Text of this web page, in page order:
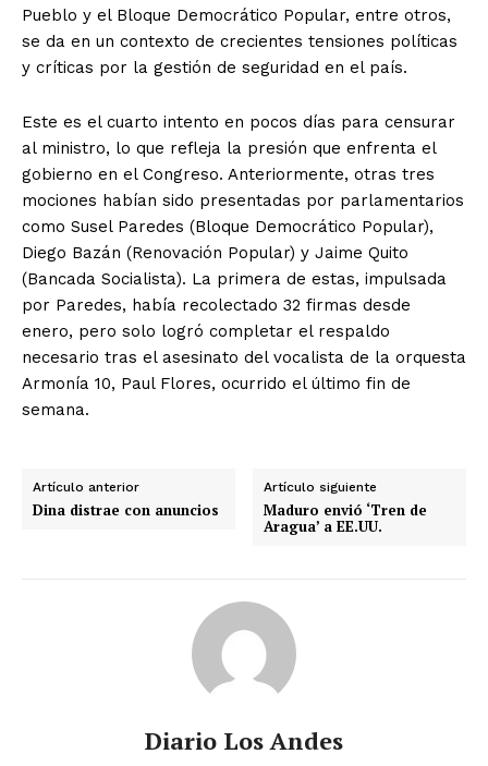
Pueblo y el Bloque Democrático Popular, entre otros,
se da en un contexto de crecientes tensiones políticas
y críticas por la gestión de seguridad en el país.
Este es el cuarto intento en pocos días para censurar
al ministro, lo que refleja la presión que enfrenta el
gobierno en el Congreso. Anteriormente, otras tres
mociones habían sido presentadas por parlamentarios
como Susel Paredes (Bloque Democrático Popular),
Diego Bazán (Renovación Popular) y Jaime Quito
(Bancada Socialista). La primera de estas, impulsada
por Paredes, había recolectado 32 firmas desde
enero, pero solo logró completar el respaldo
necesario tras el asesinato del vocalista de la orquesta
Armonía 10, Paul Flores, ocurrido el último fin de
semana.
Artículo anterior
Dina distrae con anuncios
Artículo siguiente
Maduro envió ‘Tren de
Aragua’ a EE.UU.
Diario Los Andes